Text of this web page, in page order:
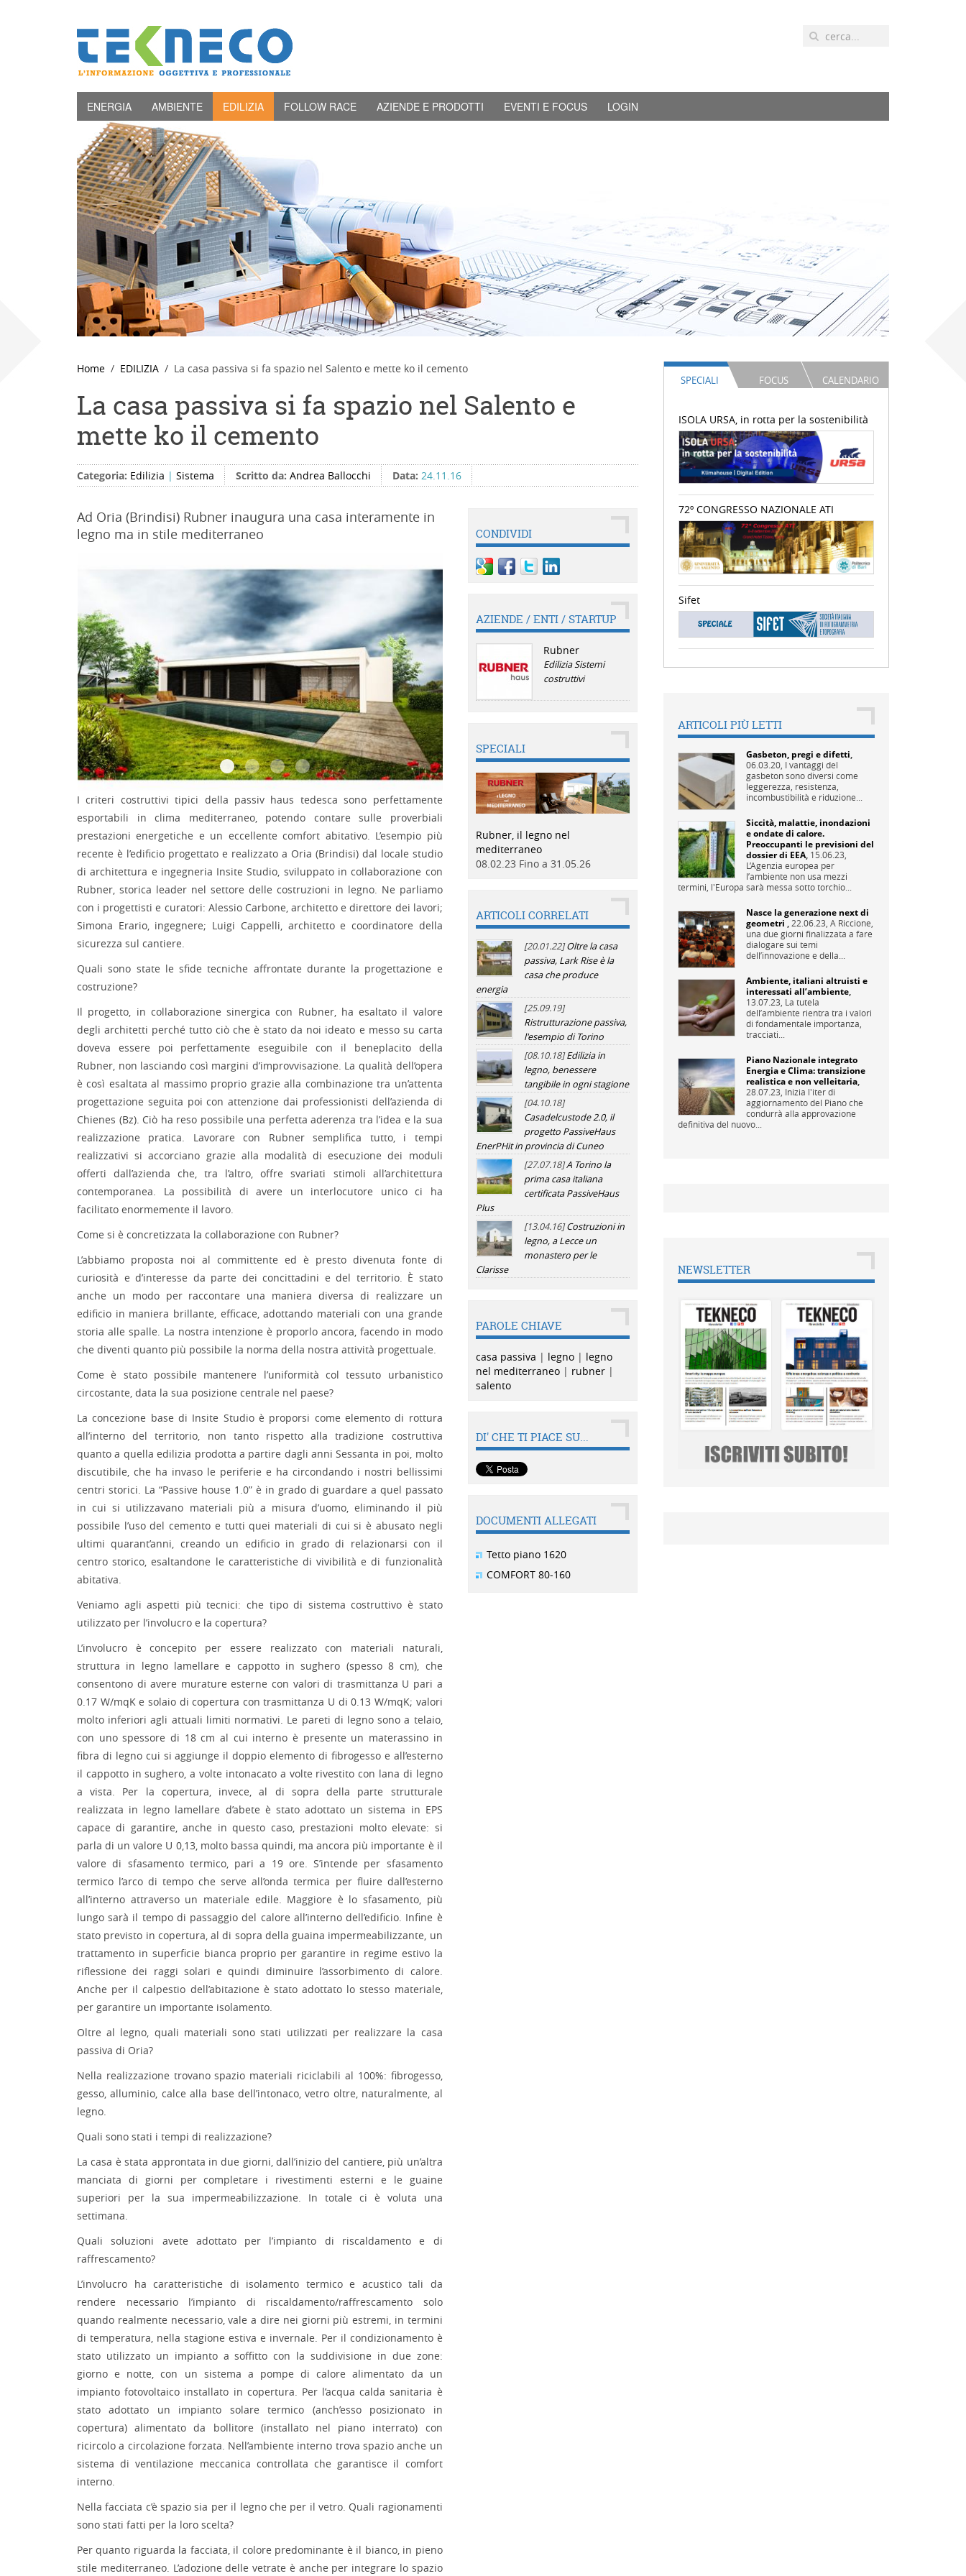
ENERGIA AMBIENTE EDILIZIA FOLLOW RACE AZIENDE E PRODOTTI EVENTI E FOCUS LOGIN
Home EDILIZIA La casa passiva si fa spazio nel Salento e mette ko il cemento
La casa passiva si fa spazio nel Salento e
mette ko il cemento
Categoria: Edilizia | Sistema Scritto da: Andrea Ballocchi Data: 24.11.16
Ad Oria (Brindisi) Rubner inaugura una casa interamente in
legno ma in stile mediterraneo
I criteri costruttivi tipici della passiv haus tedesca sono perfettamente
esportabili in clima mediterraneo, potendo contare sulle proverbiali
prestazioni energetiche e un eccellente comfort abitativo. L’esempio più
recente è l’edificio progettato e realizzato a Oria (Brindisi) dal locale studio
di architettura e ingegneria Insite Studio, sviluppato in collaborazione con
Rubner, storica leader nel settore delle costruzioni in legno. Ne parliamo
con i progettisti e curatori: Alessio Carbone, architetto e direttore dei lavori;
Simona Erario, ingegnere; Luigi Cappelli, architetto e coordinatore della
sicurezza sul cantiere.
Quali sono state le sfide tecniche affrontate durante la progettazione e
costruzione?
Il progetto, in collaborazione sinergica con Rubner, ha esaltato il valore
degli architetti perché tutto ciò che è stato da noi ideato e messo su carta
doveva essere poi perfettamente eseguibile con il beneplacito della
Rubner, non lasciando così margini d’improvvisazione. La qualità dell’opera
è così esaltata al massimo proprio grazie alla combinazione tra un’attenta
progettazione seguita poi con attenzione dai professionisti dell’azienda di
Chienes (Bz). Ciò ha reso possibile una perfetta aderenza tra l’idea e la sua
realizzazione pratica. Lavorare con Rubner semplifica tutto, i tempi
realizzativi si accorciano grazie alla modalità di esecuzione dei moduli
offerti dall’azienda che, tra l’altro, offre svariati stimoli all’architettura
contemporanea. La possibilità di avere un interlocutore unico ci ha
facilitato enormemente il lavoro.
Come si è concretizzata la collaborazione con Rubner?
L’abbiamo proposta noi al committente ed è presto divenuta fonte di
curiosità e d’interesse da parte dei concittadini e del territorio. È stato
anche un modo per raccontare una maniera diversa di realizzare un
edificio in maniera brillante, efficace, adottando materiali con una grande
storia alle spalle. La nostra intenzione è proporlo ancora, facendo in modo
che diventi quanto più possibile la norma della nostra attività progettuale.
Come è stato possibile mantenere l’uniformità col tessuto urbanistico
circostante, data la sua posizione centrale nel paese?
La concezione base di Insite Studio è proporsi come elemento di rottura
all’interno del territorio, non tanto rispetto alla tradizione costruttiva
quanto a quella edilizia prodotta a partire dagli anni Sessanta in poi, molto
discutibile, che ha invaso le periferie e ha circondando i nostri bellissimi
centri storici. La “Passive house 1.0” è in grado di guardare a quel passato
in cui si utilizzavano materiali più a misura d’uomo, eliminando il più
possibile l’uso del cemento e tutti quei materiali di cui si è abusato negli
ultimi quarant’anni, creando un edificio in grado di relazionarsi con il
centro storico, esaltandone le caratteristiche di vivibilità e di funzionalità
abitativa.
Veniamo agli aspetti più tecnici: che tipo di sistema costruttivo è stato
utilizzato per l’involucro e la copertura?
L’involucro è concepito per essere realizzato con materiali naturali,
struttura in legno lamellare e cappotto in sughero (spesso 8 cm), che
consentono di avere murature esterne con valori di trasmittanza U pari a
0.17 W/mqK e solaio di copertura con trasmittanza U di 0.13 W/mqK; valori
molto inferiori agli attuali limiti normativi. Le pareti di legno sono a telaio,
con uno spessore di 18 cm al cui interno è presente un materassino in
fibra di legno cui si aggiunge il doppio elemento di fibrogesso e all’esterno
il cappotto in sughero, a volte intonacato a volte rivestito con lana di legno
a vista. Per la copertura, invece, al di sopra della parte strutturale
realizzata in legno lamellare d’abete è stato adottato un sistema in EPS
capace di garantire, anche in questo caso, prestazioni molto elevate: si
parla di un valore U 0,13, molto bassa quindi, ma ancora più importante è il
valore di sfasamento termico, pari a 19 ore. S’intende per sfasamento
termico l’arco di tempo che serve all’onda termica per fluire dall’esterno
all’interno attraverso un materiale edile. Maggiore è lo sfasamento, più
lungo sarà il tempo di passaggio del calore all’interno dell’edificio. Infine è
stato previsto in copertura, al di sopra della guaina impermeabilizzante, un
trattamento in superficie bianca proprio per garantire in regime estivo la
riflessione dei raggi solari e quindi diminuire l’assorbimento di calore.
Anche per il calpestio dell’abitazione è stato adottato lo stesso materiale,
per garantire un importante isolamento.
Oltre al legno, quali materiali sono stati utilizzati per realizzare la casa
passiva di Oria?
Nella realizzazione trovano spazio materiali riciclabili al 100%: fibrogesso,
gesso, alluminio, calce alla base dell’intonaco, vetro oltre, naturalmente, al
legno.
Quali sono stati i tempi di realizzazione?
La casa è stata approntata in due giorni, dall’inizio del cantiere, più un’altra
manciata di giorni per completare i rivestimenti esterni e le guaine
superiori per la sua impermeabilizzazione. In totale ci è voluta una
settimana.
Quali soluzioni avete adottato per l’impianto di riscaldamento e di
raffrescamento?
L’involucro ha caratteristiche di isolamento termico e acustico tali da
rendere necessario l’impianto di riscaldamento/raffrescamento solo
quando realmente necessario, vale a dire nei giorni più estremi, in termini
di temperatura, nella stagione estiva e invernale. Per il condizionamento è
stato utilizzato un impianto a soffitto con la suddivisione in due zone:
giorno e notte, con un sistema a pompe di calore alimentato da un
impianto fotovoltaico installato in copertura. Per l’acqua calda sanitaria è
stato adottato un impianto solare termico (anch’esso posizionato in
copertura) alimentato da bollitore (installato nel piano interrato) con
ricircolo a circolazione forzata. Nell’ambiente interno trova spazio anche un
sistema di ventilazione meccanica controllata che garantisce il comfort
interno.
Nella facciata c’è spazio sia per il legno che per il vetro. Quali ragionamenti
sono stati fatti per la loro scelta?
Per quanto riguarda la facciata, il colore predominante è il bianco, in pieno
stile mediterraneo. L’adozione delle vetrate è anche per integrare lo spazio
CONDIVIDI
AZIENDE / ENTI / STARTUP
Rubner
EdiliziaSistemi
costruttivi
SPECIALI
Rubner, il legno nel
mediterraneo
08.02.23 Fino a 31.05.26
ARTICOLI CORRELATI
[20.01.22]Oltre la casa
passiva, Lark Rise è la
casa che produce
energia
[25.09.19]
Ristrutturazione passiva,
l'esempio di Torino
[08.10.18]Edilizia in
legno, benessere
tangibile in ogni stagione
[04.10.18]
Casadelcustode 2.0, il
progetto PassiveHaus
EnerPHit in provincia di Cuneo
[27.07.18]A Torino la
prima casa italiana
certificata PassiveHaus
Plus
[13.04.16]Costruzioni in
legno, a Lecce un
monastero per le
Clarisse
PAROLE CHIAVE
casa passiva | legno| legno
nel mediterraneo| rubner|
salento
DI' CHE TI PIACE SU...
DOCUMENTI ALLEGATI
Tetto piano 1620
COMFORT 80-160
SPECIALI FOCUS CALENDARIO
ISOLA URSA, in rotta per la sostenibilità
72º CONGRESSO NAZIONALE ATI
Sifet
ARTICOLI PIÙ LETTI
Gasbeton, pregi e difetti,
06.03.20, I vantaggi del
gasbeton sono diversi come
leggerezza, resistenza,
incombustibilità e riduzione...
Siccità, malattie, inondazioni
e ondate di calore.
Preoccupanti le previsioni del
dossier di EEA, 15.06.23,
L’Agenzia europea per
l’ambiente non usa mezzi
termini, l'Europa sarà messa sotto torchio...
Nasce la generazione next di
geometri , 22.06.23, A Riccione,
una due giorni finalizzata a fare
dialogare sui temi
dell’innovazione e della...
Ambiente, italiani altruisti e
interessati all’ambiente,
13.07.23, La tutela
dell’ambiente rientra tra i valori
di fondamentale importanza,
tracciati...
Piano Nazionale integrato
Energia e Clima: transizione
realistica e non velleitaria,
28.07.23, Inizia l'iter di
aggiornamento del Piano che
condurrà alla approvazione
definitiva del nuovo...
NEWSLETTER